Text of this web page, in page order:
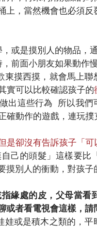
上，當然機會也必須
或是摸別人的物品，
前面小朋友如果動作
摸西摸，就會馬上
實可以比較確認孩子的
出這些行為  所以我
確動作的遊戲，連玩
是卻沒有告訴孩子「可
己的頭髮」這樣要比
別人的衝動，對孩子
緣處的皮，父母當看
或者看電視會這樣，請
或是積木之類的，